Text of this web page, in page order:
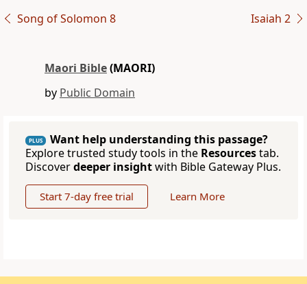
Song of Solomon 8 Isaiah 2
Maori Bible(MAORI)
by Public Domain
PLUS
Want help understanding this passage?
Explore trusted study tools in the Resourcestab.
Discoverdeeper insightwith Bible Gateway Plus.
Start 7-day free trial Learn More